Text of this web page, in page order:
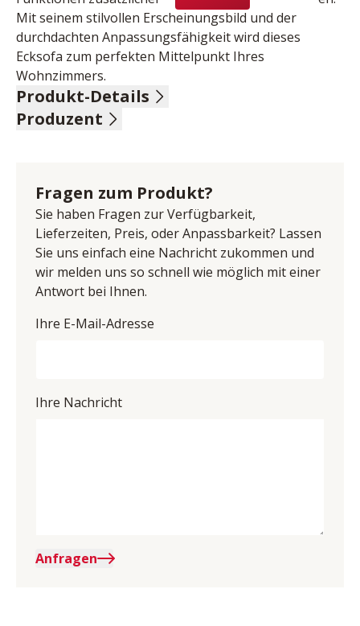
Mit seinem stilvollen Erscheinungsbild und der
durchdachten Anpassungsfähigkeit wird dieses
Ecksofa zum perfekten Mittelpunkt Ihres
Wohnzimmers.
Produkt-Details
Stoff, 100% Polyester, grau-beige-meliert, Sitz Classic
Ecksofa, Anbauhocker rechts, BHT ca. 230/86/99 cm
Stellmaß 252x230 cm
Produzent
E-Mail-Adresse: info@ponsel.de
UID (Umsatzsteuer-Identifikationsnummer): DE
811243197
Fragen zum Produkt?
Sie haben Fragen zur Verfügbarkeit,
Lieferzeiten, Preis, oder Anpassbarkeit? Lassen
Sie uns einfach eine Nachricht zukommen und
wir melden uns so schnell wie möglich mit einer
Antwort bei Ihnen.
Ihre E-Mail-Adresse
Ihre Nachricht
Anfragen